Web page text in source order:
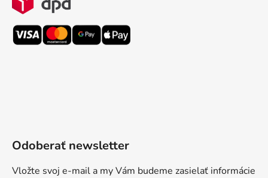
Odoberať newsletter
Vložte svoj e-mail a my Vám budeme zasielať informácie